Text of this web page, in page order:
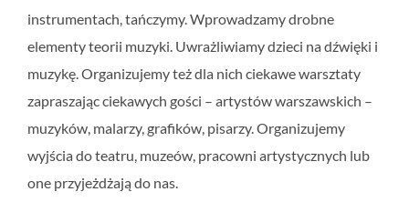
instrumentach, tańczymy. Wprowadzamy drobne
elementy teorii muzyki. Uwrażliwiamy dzieci na dźwięki i
muzykę. Organizujemy też dla nich ciekawe warsztaty
zapraszając ciekawych gości – artystów warszawskich –
muzyków, malarzy, grafików, pisarzy. Organizujemy
wyjścia do teatru, muzeów, pracowni artystycznych lub
one przyjeżdżają do nas.